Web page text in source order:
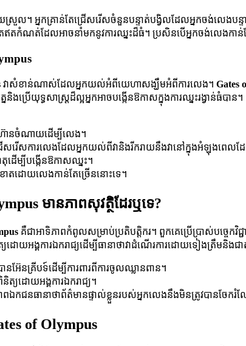
រួល។ អ្នកគ្រាន់តែជ្រើសរើសចំនួនបន្ទាត់បង្វិលដែលអ្នកចង់លេងបន្
ណត់ដែលអាចនាំមកនូវការឈ្នះដ៏ធំ។ ប្រសិនបើអ្នកចង់លេងកាន់តែ
វាសំខាន់ណាស់ដែលអ្នកយល់អំពីយេហាសង្ឃឹមអំពីការលេង។ Gates
ើយុទ្ធសាស្ត្រដ៏ល្អអ្នកអាចបង្កើនឱកាសក្នុងការឈ្នះរង្វាន់ធំបា
ានចំណាយដើម្បីលេង។
ើសរើសការលេងដែលអ្នកយល់ពីវានិងរីករាយនឹងវានៅក្នុងអំឡុងពេល
ដើម្បីបង្កើនឱកាសឈ្នះ។
តដោយលេងកាន់តែច្រើននោះទេ។
មានភាពសុវត្ថិដែរឬទេ?
គឺជាអាទិភាពកំពូលសម្រាប់ប្រតិបត្តិករ។ ពួកគេប្រើប្រាស់បច្ចេកវិជ្
ដោយអង្គការឯករាជ្យដើម្បីធានាថាវាដំណើរការដោយទៀងត្រឹមនិងជា
អ៊ែនគ្រីបទ៍ដើម្បីការពារពីការចូលឈ្លានពាន។
និត្យដោយអង្គការឯករាជ្យ។
នធានាថាព័ត៌មានផ្ទាល់ខ្លួនរបស់អ្នកលេងនឹងមិនត្រូវបានចែករំល
of Olympus